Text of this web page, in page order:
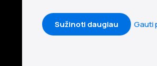
Sužinoti daugiau Gauti